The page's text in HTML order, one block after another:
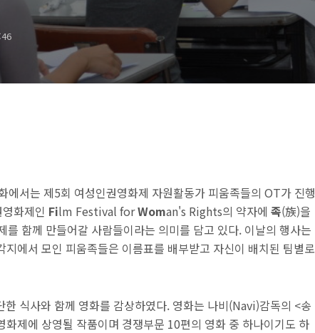
에서는 제5회 여성인권영화제 자원활동가 피움족들의 OT가 진행
화제인 Film Festival forWoman's Rights의 약자에 족(族)을
를 함께 만들어갈 사람들이라는 의미를 담고 있다. 이날의 행사는
지에서 모인 피움족들은 이름표를 배부받고 자신이 배치된 팀별로
식사와 함께 영화를 감상하였다. 영화는 나비(Navi)감독의 <송
화제에 상영될 작품이며 경쟁부문 10편의 영화 중 하나이기도 하